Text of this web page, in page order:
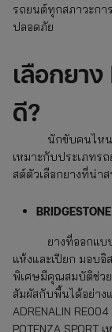
รถยนต์ทุกสภาวะกา
ปลอดภัย
เลือกยา
ดี?
นักขับคนไหนยังไ
เหมาะกับประเภทร
สต์ตัวเลือกยางที่น่า
ยางที่ออกแบบมา
แห้งและเปียก มอบ
พิเศษมีคุณสมบัติช่ว
สัมผัสกับพื้นได้อย่าง
ADRENALIN
POTENZA SPORT